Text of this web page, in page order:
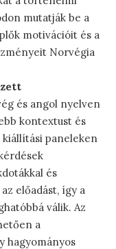
mutatják be a
motivációit és a
Norvégia
és angol nyelven
kontextust és
kiállítási paneleken
és
előadást, így a
válik. Az
a
hagyományos